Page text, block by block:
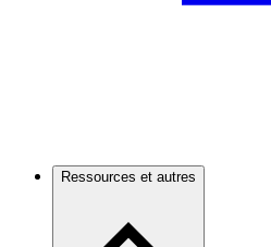
Ressources et autres